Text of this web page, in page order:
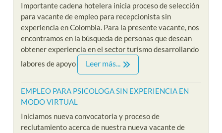
Importante cadena hotelera inicia proceso de selección
para vacante de empleo para recepcionista sin
experiencia en Colombia. Para la presente vacante, nos
encontramos en la búsqueda de personas que desean
obtener experiencia en el sector turismo desarrollando
labores de apoyo
Leer más...
EMPLEO PARA PSICOLOGA SIN EXPERIENCIA EN
MODO VIRTUAL
Iniciamos nueva convocatoria y proceso de
reclutamiento acerca de nuestra nueva vacante de